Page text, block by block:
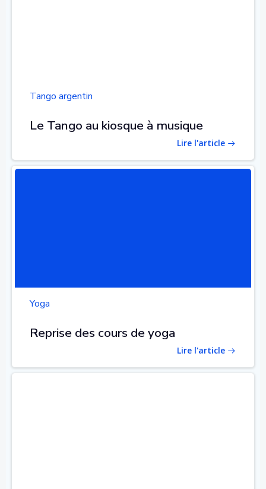
Tango argentin
Le Tango au kiosque à musique
Lire l'article
Yoga
Reprise des cours de yoga
Lire l'article